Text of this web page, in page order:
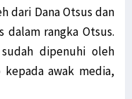
dari Dana Otsus dan
dalam rangka Otsus.
dipenuhi oleh
kepada awak media,